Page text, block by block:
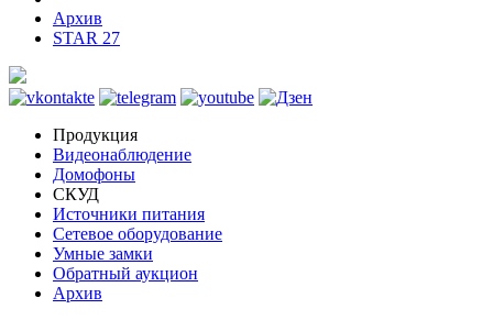
Архив
STAR 27
Продукция
Видеонаблюдение
Домофоны
СКУД
Источники питания
Сетевое оборудование
Умные замки
Обратный аукцион
Архив